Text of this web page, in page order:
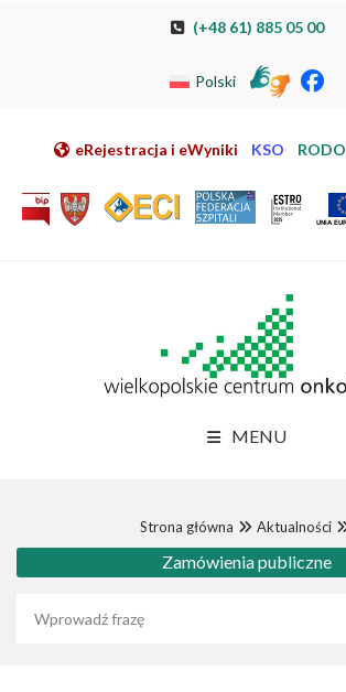
Przeskocz do nawigacji
Przejdź do mapy strony
Przejdź do elektronicznej rejestracji pacjenta
(+48 61) 885 05 00
Polski
eRejestracja i eWyniki KSO RODO
MENU
Strona główna Aktualności
Zamówienia publiczne